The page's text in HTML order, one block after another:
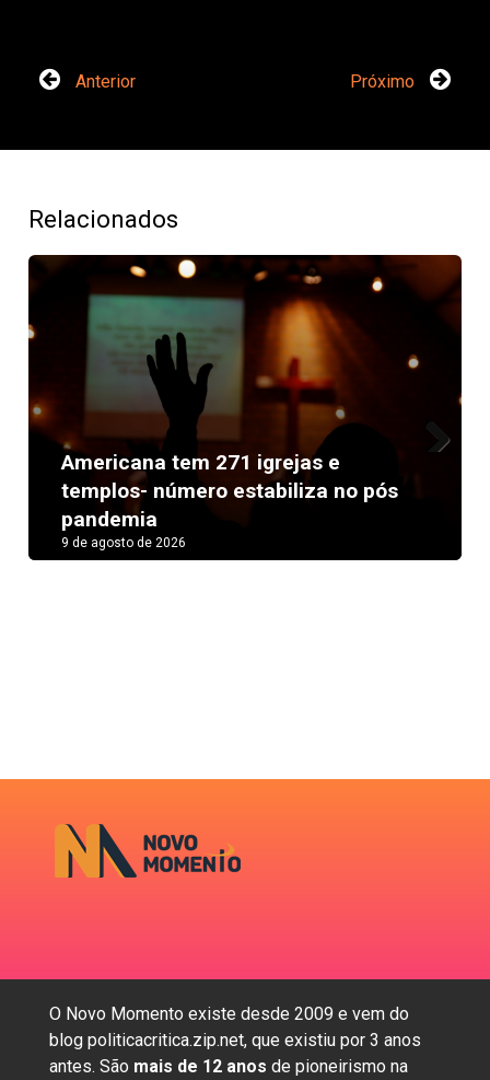
Anterior Próximo
Relacionados
Americana tem 271 igrejas e
templos- número estabiliza no pós
pandemia
9 de agosto de 2026
O Novo Momento existe desde 2009 e vem do
blog politicacritica.zip.net, que existiu por 3 anos
antes. São mais de 12 anos de pioneirismo na